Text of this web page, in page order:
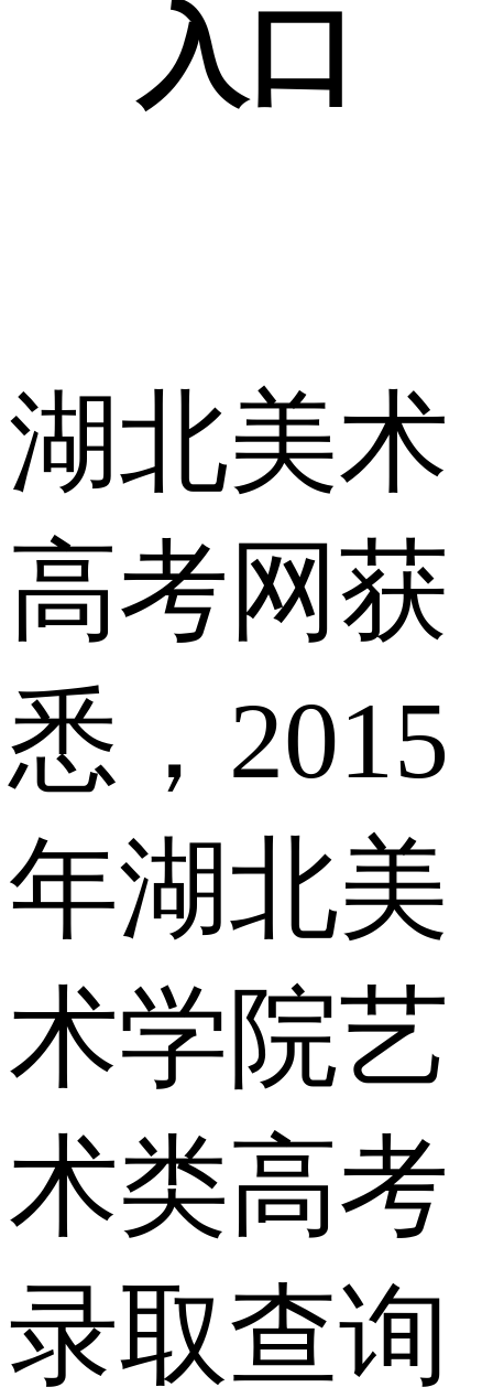
入口
湖北美术
高考网获
悉，2015
年湖北美
术学院艺
术类高考
录取查询